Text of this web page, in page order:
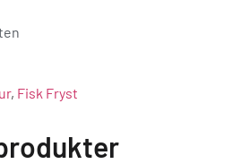
, Fisk Fryst